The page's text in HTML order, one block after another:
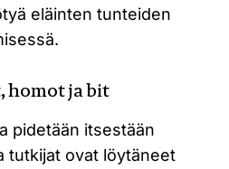
eläinten tunteiden
homot ja bit
pidetään itsestään
tutkijat ovat löytäneet